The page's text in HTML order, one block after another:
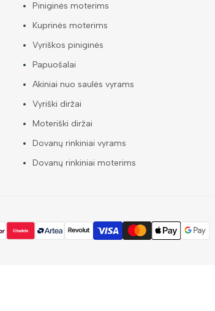
Piniginės moterims
Kuprinės moterims
Vyriškos piniginės
Papuošalai
Akiniai nuo saulės vyrams
Vyriški diržai
Moteriški diržai
Dovanų rinkiniai vyrams
Dovanų rinkiniai moterims